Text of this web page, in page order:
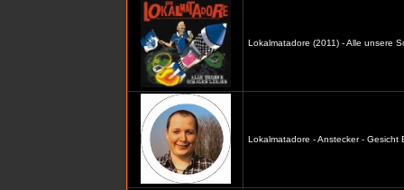
Lokalmatadore (2011) - Alle unsere
Lokalmatadore - Anstecker - Gesicht